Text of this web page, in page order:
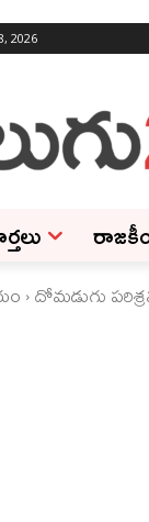
2026
దోమడుగు